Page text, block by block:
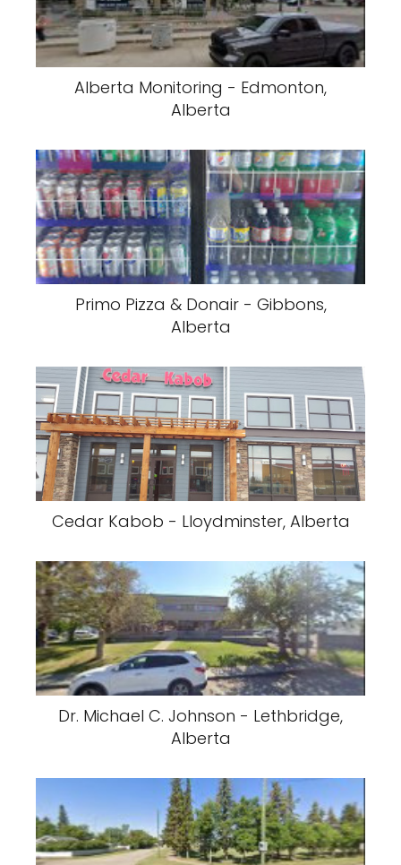
Alberta Monitoring - Edmonton,
Alberta
Primo Pizza & Donair - Gibbons,
Alberta
Cedar Kabob - Lloydminster, Alberta
Dr. Michael C. Johnson - Lethbridge,
Alberta